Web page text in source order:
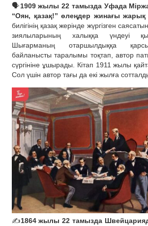
🗣1909 жылы 22 тамызда Уфада
“Оян, қазақ!” өлеңдер жинағы жарық
билігінің қазақ жерінде жүргізген
зиялыларының халыққа үндеуі
Шығарманың отаршылдыққа
байланысты таралымы тоқтап, автор
сүргініне ұшырады. Кітап 1911 жылы
Сол үшін автор тағы да екі жылға
✍️1864 жылы 22 тамызда